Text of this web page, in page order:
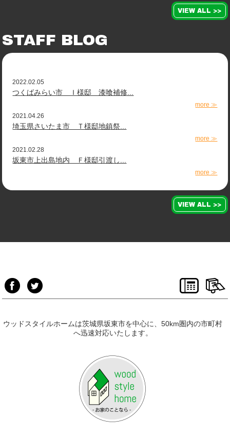
VIEW ALL >>
STAFF BLOG
2022.02.05
つくばみらい市 Ｉ様邸 漆喰補修...
more ≫
2021.04.26
埼玉県さいたま市 Ｔ様邸地鎮祭...
more ≫
2021.02.28
坂東市上出島地内 Ｆ様邸引渡し...
more ≫
VIEW ALL >>
ウッドスタイルホームは茨城県坂東市を中心に、50km圏内の市町村
へ迅速対応いたします。